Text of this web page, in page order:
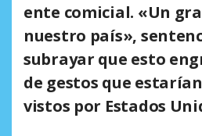
ente comicial. «Un
nuestro país»,
subrayar que esto
de gestos que
vistos por Estados